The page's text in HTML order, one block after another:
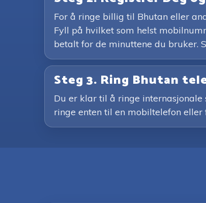
For å ringe billig til Bhutan eller
Fyll på hvilket som helst
betalt for de minuttene du bruker.
Steg 3. Ring Bhutan
Du er klar til å ringe
ringe enten til en mobiltelefon